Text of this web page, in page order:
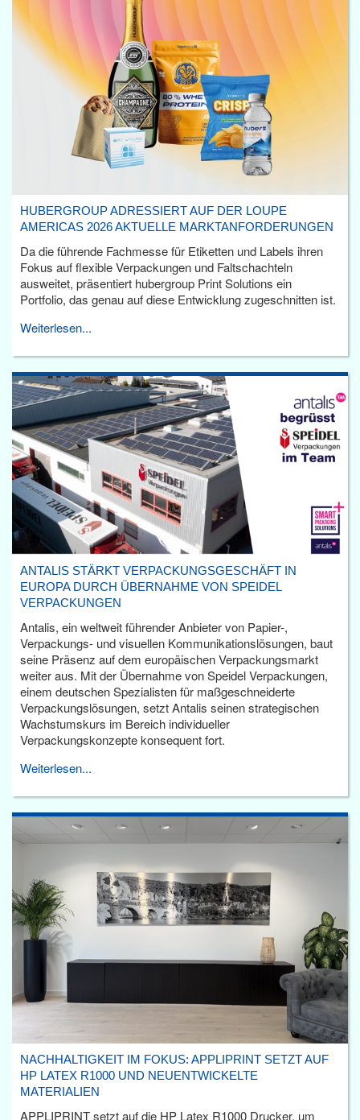
HUBERGROUP ADRESSIERT AUF DER LOUPE
AMERICAS 2026 AKTUELLE MARKTANFORDERUNGEN
Da die führende Fachmesse für Etiketten und Labels ihren
Fokus auf flexible Verpackungen und Faltschachteln
ausweitet, präsentiert hubergroup Print Solutions ein
Portfolio, das genau auf diese Entwicklung zugeschnitten ist.
Weiterlesen...
ANTALIS STÄRKT VERPACKUNGSGESCHÄFT IN
EUROPA DURCH ÜBERNAHME VON SPEIDEL
VERPACKUNGEN
Antalis, ein weltweit führender Anbieter von Papier-,
Verpackungs- und visuellen Kommunikationslösungen, baut
seine Präsenz auf dem europäischen Verpackungsmarkt
weiter aus. Mit der Übernahme von Speidel Verpackungen,
einem deutschen Spezialisten für maßgeschneiderte
Verpackungslösungen, setzt Antalis seinen strategischen
Wachstumskurs im Bereich individueller
Verpackungskonzepte konsequent fort.
Weiterlesen...
NACHHALTIGKEIT IM FOKUS: APPLIPRINT SETZT AUF
HP LATEX R1000 UND NEUENTWICKELTE
MATERIALIEN
APPLIPRINT setzt auf die HP Latex R1000 Drucker, um